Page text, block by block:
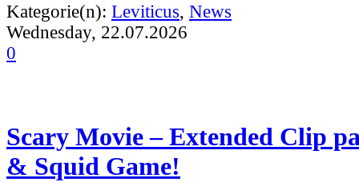
Kategorie(n): Leviticus, News
Wednesday, 22.07.2026
0
Scary Movie – Extended Clip
& Squid Game!